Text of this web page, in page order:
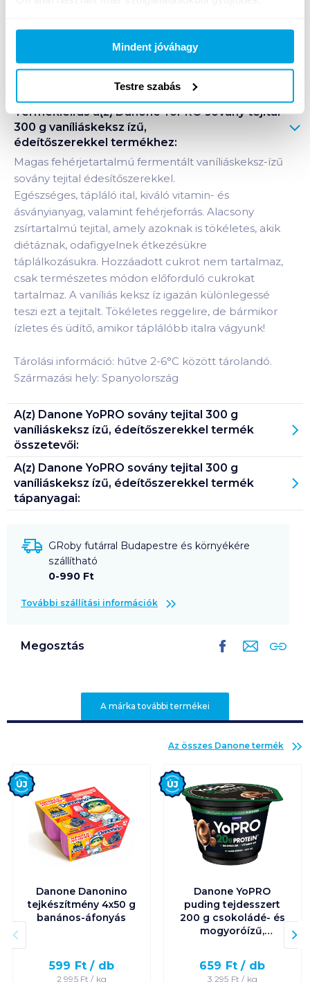
Mindent jóváhagy
Testre szabás
Értesíts, ha olcsóbb!
Termékleírás a(z)Danone YoPRO sovány tejital
300 g vaníliáskeksz ízű,
édeítőszerekkel termékhez:
Magas fehérjetartalmú fermentált vaníliáskeksz-ízű
sovány tejital édesítőszerekkel.
Egészséges, tápláló ital, kiváló vitamin- és
ásványianyag, valamint fehérjeforrás. Alacsony
zsírtartalmú tejital, amely azoknak is tökéletes, akik
diétáznak, odafigyelnek étkezésükre
táplálkozásukra. Hozzáadott cukrot nem tartalmaz,
csak természetes módon előforduló cukrokat
tartalmaz. A vaníliás keksz íz igazán különlegessé
teszi ezt a tejitalt. Tökéletes reggelire, de bármikor
ízletes és üdítő, amikor táplálóbb italra vágyunk!
Tárolási információ: hűtve 2-6°C között tárolandó.
Származási hely: Spanyolország
A(z) Danone YoPRO sovány tejital 300 g
vaníliáskeksz ízű, édeítőszerekkel termék
összetevői:
A(z) Danone YoPRO sovány tejital 300 g
vaníliáskeksz ízű, édeítőszerekkel termék
tápanyagai:
GRoby futárral Budapestre és környékére
szállítható
0-990 Ft
További szállítási információk
Megosztás
A márka további termékei
Az összes Danone termék
Danone Danonino
tejkészítmény 4x50 g
banános-áfonyás
599 Ft / db
2 995Ft / kg
Új
Danone YoPRO
puding tejdesszert
200 g csokoládé- és
mogyoróízű,
659 Ft / db
3 295 Ft / kg
Új